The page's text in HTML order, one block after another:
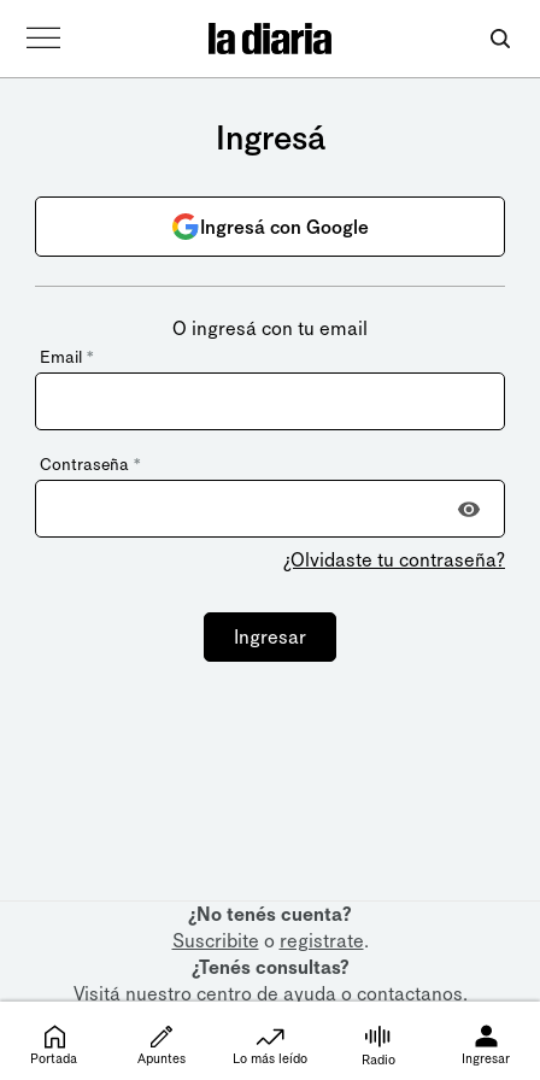
Ingresá
Ingresá con Google
O ingresá con tu email
Email *
Contraseña *
¿Olvidaste tu contraseña?
Ingresar
¿No tenés cuenta?
Suscribite o registrate.
¿Tenés consultas?
Visitá nuestrocentro de ayudaocontactanos.
Portada Apuntes Lo más leído Radio Ingresar